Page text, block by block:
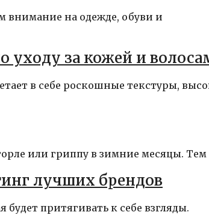
внимание на одежде, обуви и
уходу за кожей и
в себе роскошные текстуры,
или гриппу в зимние месяцы. Тем
лучших брендов
притягивать к себе взгляды.